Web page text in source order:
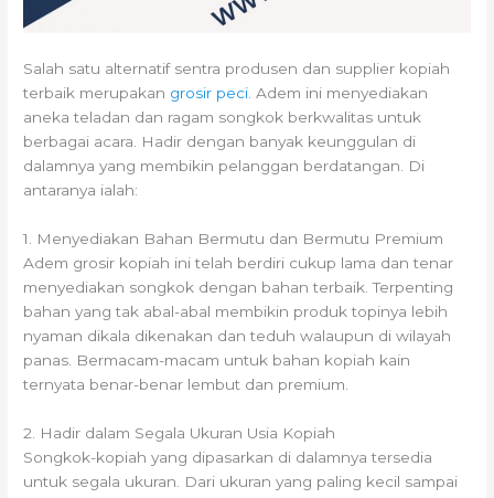
Salah satu alternatif sentra produsen dan supplier kopiah
terbaik merupakan grosir peci. Adem ini menyediakan
aneka teladan dan ragam songkok berkwalitas untuk
berbagai acara. Hadir dengan banyak keunggulan di
dalamnya yang membikin pelanggan berdatangan. Di
antaranya ialah:
1. Menyediakan Bahan Bermutu dan Bermutu Premium
Adem grosir kopiah ini telah berdiri cukup lama dan tenar
menyediakan songkok dengan bahan terbaik. Terpenting
bahan yang tak abal-abal membikin produk topinya lebih
nyaman dikala dikenakan dan teduh walaupun di wilayah
panas. Bermacam-macam untuk bahan kopiah kain
ternyata benar-benar lembut dan premium.
2. Hadir dalam Segala Ukuran Usia Kopiah
Songkok-kopiah yang dipasarkan di dalamnya tersedia
untuk segala ukuran. Dari ukuran yang paling kecil sampai